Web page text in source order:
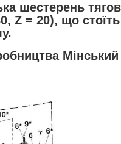
шестерень
Z = 20), що